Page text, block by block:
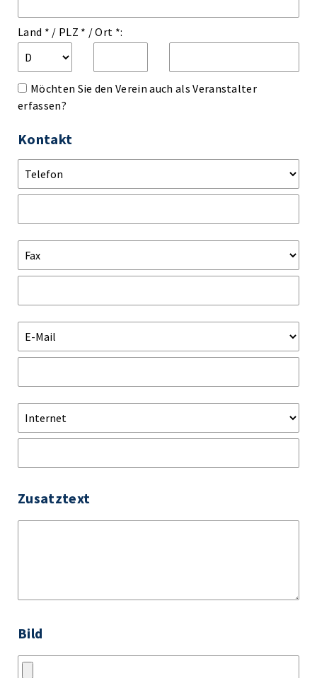
Land * / PLZ * /Ort *:
Möchten Sie den Verein auch als Veranstalter
erfassen?
Kontakt
Zusatztext
Bild